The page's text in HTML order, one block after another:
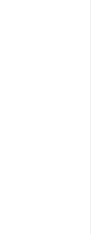
אנו עושים כל שביכולתנו